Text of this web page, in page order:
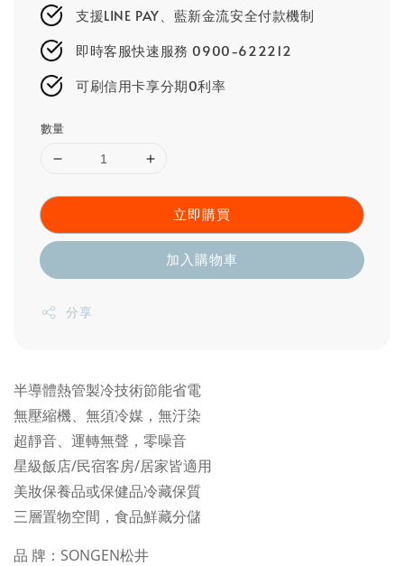
支援LINE PAY、藍新金流安全付款機制
即時客服快速服務 0900-622212
可刷信用卡享分期0利率
數量
立即購買
加入購物車
分享
半導體熱管製冷技術節能省電
無壓縮機、無須冷媒，無汙染
超靜音、運轉無聲，零噪音
星級飯店/民宿客房/居家皆適用
美妝保養品或保健品冷藏保質
三層置物空間，食品鮮藏分儲
品 牌：SONGEN松井